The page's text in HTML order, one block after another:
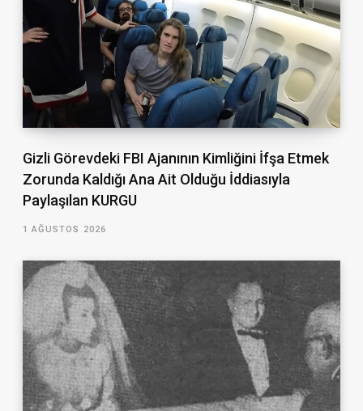
Gizli Görevdeki FBI Ajanının Kimliğini İfşa Etmek
Zorunda Kaldığı Ana Ait Olduğu İddiasıyla
Paylaşılan KURGU
1 AĞUSTOS 2026